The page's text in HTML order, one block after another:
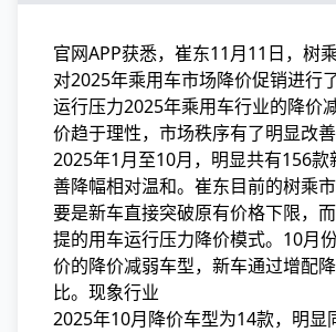
官网APP获悉，崔东11月11日，树
对2025年乘用车市场降价促销进行
运行压力2025年乘用车行业的降价
价趋于理性，市场秩序有了明显改
2025年1月至10月，明显共有156款
善降幅相对温和。崔东目前的树乘
要是新车直接突破原有价格下限，
提的用车运行压力降价模式。10月
价的降价减弱车型，新车通过增配
比。现象行业
2025年10月降价车型为14款，明显